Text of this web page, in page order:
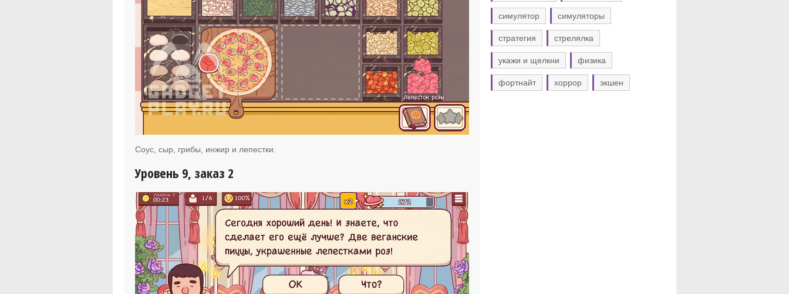
Соус, сыр, грибы, инжир и лепестки.
Уровень 9, заказ 2
симулятор симуляторы
стратегия стрелялка
укажи и щелкни физика
фортнайт хоррор экшен